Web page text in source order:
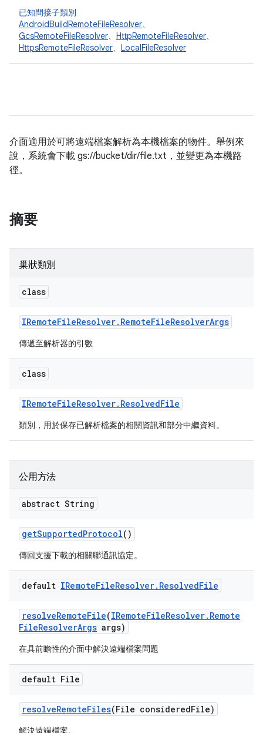
已知間接子類別
AndroidBuildRemoteFileResolver、
GcsRemoteFileResolver、 HttpRemoteFileResolver、
HttpsRemoteFileResolver、 LocalFileResolver
介面適用於可將遠端檔案解析為本機檔案的物件。舉例來
說，系統會下載 gs://bucket/dir/file.txt，並變更為本機路
徑。
摘要
巢狀類別
class
IRemoteFileResolver. RemoteFileResolverArgs
傳遞至解析器的引數
class
IRemoteFileResolver. ResolvedFile
類別，用於保存已解析檔案的相關資訊和部分中繼資料。
公用方法
abstract String
getSupportedProtocol()
傳回支援下載的相關聯通訊協定。
default IRemoteFileResolver. ResolvedFile
resolveRemoteFile(IRemoteFileResolver. Remote
FileResolverArgs args)
在具前瞻性的介面中解決遠端檔案問題
default File
resolveRemoteFiles(File consideredFile)
解決遠端檔案。